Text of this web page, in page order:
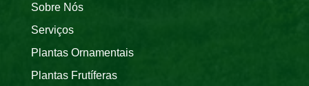
Sobre Nós
Serviços
Plantas Ornamentais
Plantas Frutíferas